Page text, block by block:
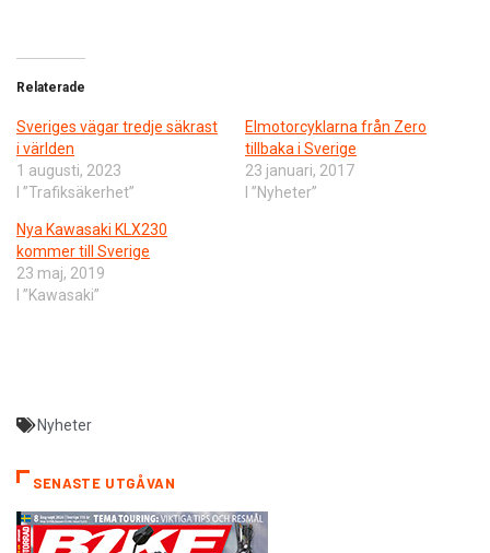
Relaterade
Sveriges vägar tredje säkrast
i världen
1 augusti, 2023
I ”Trafiksäkerhet”
Elmotorcyklarna från Zero
tillbaka i Sverige
23 januari, 2017
I ”Nyheter”
Nya Kawasaki KLX230
kommer till Sverige
23 maj, 2019
I ”Kawasaki”
Nyheter
SENASTE UTGÅVAN